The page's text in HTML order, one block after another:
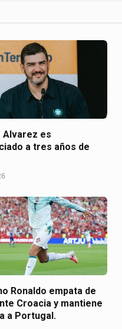
Alvarez es
a tres años de
Ronaldo empata de
Croacia y mantiene
a Portugal.